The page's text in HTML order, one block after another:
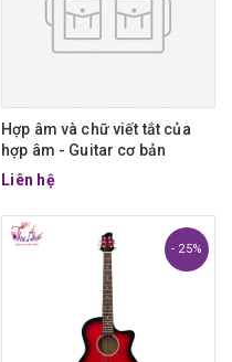
Hợp âm và chữ viết tắt của
hợp âm - Guitar cơ bản
Liên hệ
- 25%